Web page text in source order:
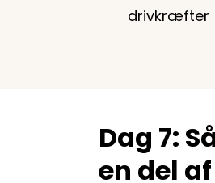
drivkræfter
Dag 7:
en del